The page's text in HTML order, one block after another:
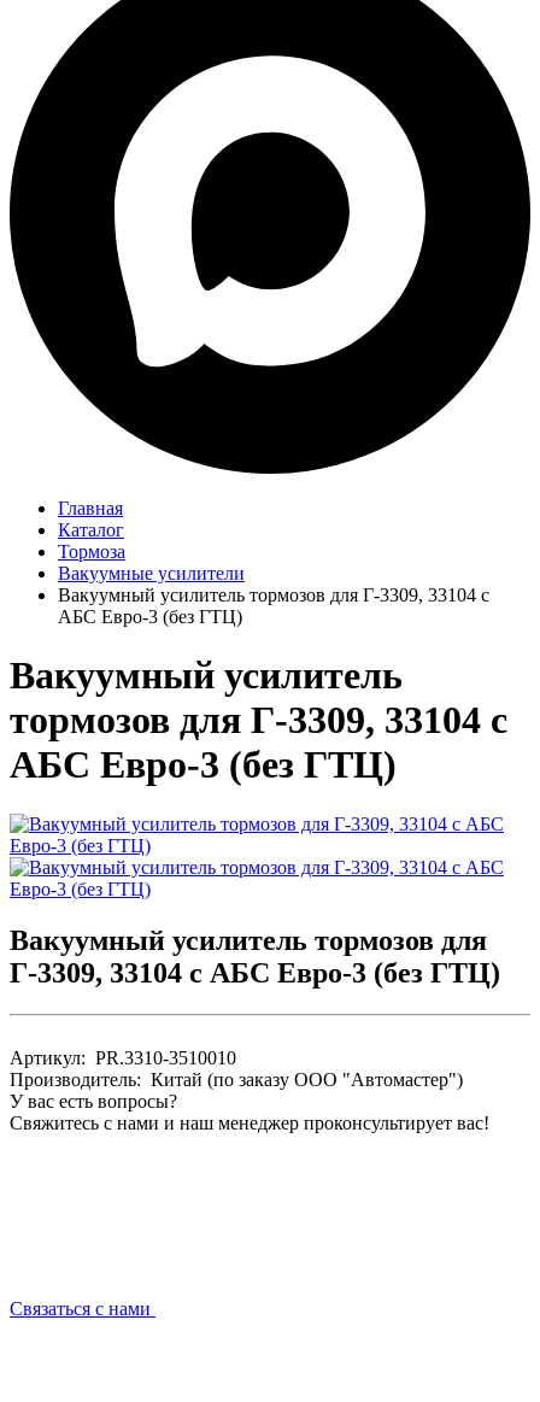
Главная
Каталог
Тормоза
Вакуумные усилители
Вакуумный усилитель тормозов для Г-3309, 33104 с
АБС Евро-3 (без ГТЦ)
Вакуумный усилитель
тормозов для Г-3309, 33104 с
АБС Евро-3 (без ГТЦ)
Вакуумный усилитель тормозов для
Г-3309, 33104 с АБС Евро-3 (без ГТЦ)
Артикул: PR.3310-3510010
Производитель: Китай (по заказу ООО "Автомастер")
У вас есть вопросы?
Свяжитесь с нами и наш менеджер проконсультирует вас!
Связаться с нами